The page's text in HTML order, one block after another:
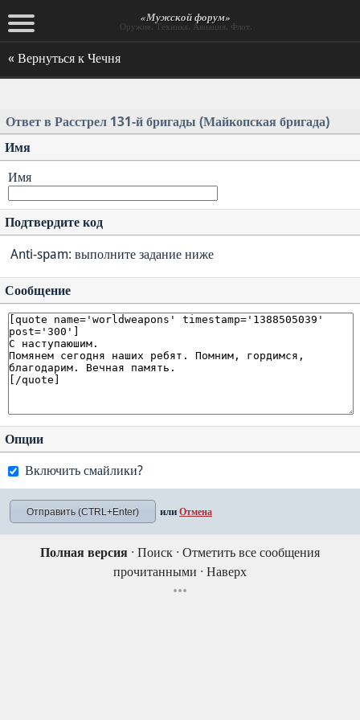
«Мужской форум»
Оружие. Техника. Авиация. Флот.
« Вернуться к Чечня
Ответ в Расстрел 131-й бригады (Майкопская бригада)
Имя
Имя
Подтвердите код
Anti-spam: выполните задание ниже
Сообщение
Опции
Включить смайлики?
или Отмена
Полная версия · Поиск · Отметить все сообщения
прочитанными · Наверх
•••